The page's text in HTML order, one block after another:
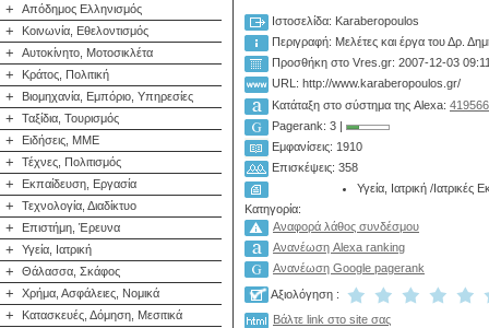
+ Απόδημος Ελληνισμός
+ Κοινωνία, Εθελοντισμός
+ Αυτοκίνητο, Μοτοσικλέτα
+ Κράτος, Πολιτική
+ Βιομηχανία, Εμπόριο, Υπηρεσίες
+ Ταξίδια, Τουρισμός
+ Ειδήσεις, ΜΜΕ
+ Τέχνες, Πολιτισμός
+ Εκπαίδευση, Εργασία
+ Τεχνολογία, Διαδίκτυο
+ Επιστήμη, Έρευνα
+ Υγεία, Ιατρική
+ Θάλασσα, Σκάφος
+ Χρήμα, Ασφάλειες, Νομικά
+ Κατασκευές, Δόμηση, Μεσιτικά
Ιστοσελίδα: Karaberopoulos
Περιγραφή: Μελέτες και έργα του Δρ.
Προσθήκη στο Vres.gr: 2007-12-03
URL: http://www.karaberopoulos.gr/
Κατάταξη στο σύστημα της Alexa:
Pagerank: 3 |
Εμφανίσεις: 1910
Επισκέψεις: 358
Κατηγορία:
Υγεία, Ιατρική /Ιατρικές
Αναφορά λάθος συνδέσμου
Ανανέωση Alexa ranking
Ανανέωση Google pagerank
Αξιολόγηση :
Βάλτε link στο site σας